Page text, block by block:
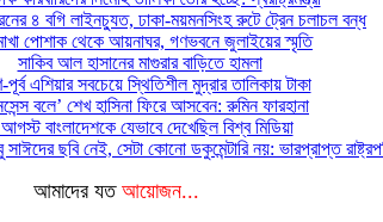
৪ বগি লাইনচ্যুত, ঢাকা-ময়মনসিংহ রুটে ট্রেন চলাচল বন্ধ
পোশাক থেকে আয়নাঘর, গণভবনে জুলাইয়ের স্মৃতি
সাকিব আল হাসানের মাগুরার বাড়িতে হামলা
পূর্ব এশিয়ার সবচেয়ে স্থিতিশীল মুদ্রার তালিকায় টাকা
বলে’ শেখ হাসিনা ফিরে আসবেন: রুমিন ফারহানা
বাংলাদেশকে যেভাবে দেখেছিল বিশ্ব মিডিয়া
সাঈদের ছবি নেই, সেটা কোনো ডকুমেন্টারি নয়: ভারপ্রাপ্ত
আমাদের যত আয়োজন...